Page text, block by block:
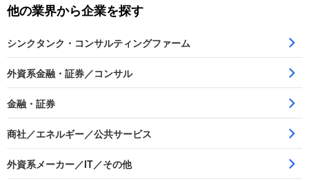
他の業界から企業を探す
シンクタンク・コンサルティングファーム
外資系金融・証券／コンサル
金融・証券
商社／エネルギー／公共サービス
外資系メーカー／IT／その他